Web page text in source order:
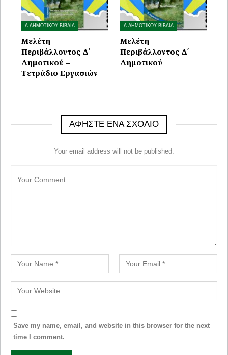
Δ ΔΗΜΟΤΙΚΟΥ ΒΙΒΛΙΑ
Μελέτη
Περιβάλλοντος Δ΄
Δημοτικού –
Τετράδιο Εργασιών
Δ ΔΗΜΟΤΙΚΟΥ ΒΙΒΛΙΑ
Μελέτη
Περιβάλλοντος Δ΄
Δημοτικού
ΑΦΉΣΤΕ ΈΝΑ ΣΧΌΛΙΟ
Your email address will not be published.
Save my name, email, and website in this browser for the next
time I comment.